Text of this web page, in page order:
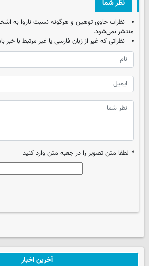
نظر شما
نظرات حاوی توهین و هرگونه نسبت ناروا به
منتشر نمی‌شود.
نظراتی که غیر از زبان فارسی یا غیر مرتبط با
* لطفا متن تصویر را در جعبه متن وارد کنید
آخرین اخبار